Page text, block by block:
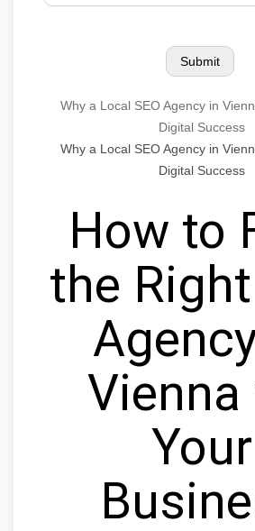
Why a Local SEO Agency in
Digital Success
Why a Local SEO Agency in
Digital Success
How to
the Right
Your